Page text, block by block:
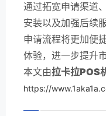
通过拓宽申请渠道
安装以及加强后续
申请流程将更加便
体验，进一步提升
本文由拉卡拉POS
https://